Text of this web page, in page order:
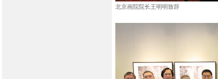
北京画院院长王明明致辞